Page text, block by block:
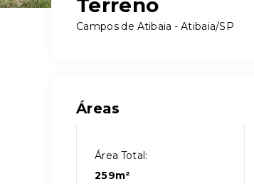
Terreno
Campos de Atibaia - Atibaia/SP
Áreas
Área Total:
259m²